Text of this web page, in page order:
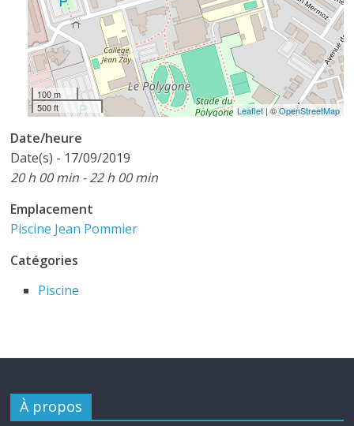
100 m
500 ft
Leaflet| ©OpenStreetMap
Date/heure
Date(s) - 17/09/2019
20 h 00 min - 22 h 00 min
Emplacement
Piscine Jean Pommier
Catégories
Piscine
À propos